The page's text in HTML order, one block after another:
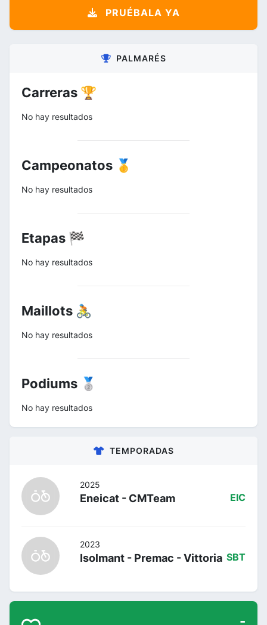
PRUÉBALA YA
PALMARÉS
Carreras 🏆
No hay resultados
Campeonatos 🥇
No hay resultados
Etapas 🏁
No hay resultados
Maillots 🚴
No hay resultados
Podiums 🥈
No hay resultados
TEMPORADAS
2025
Eneicat - CMTeam EIC
2023
Isolmant - Premac - Vittoria SBT
-